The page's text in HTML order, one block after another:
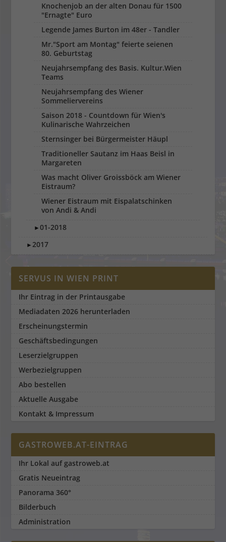
Knochenjob an der alten Donau für 1500
"Ernagte" Euro
Legende James Burton im 48er - Tandler
Mr."Sport am Montag" feierte seienen
80. Geburtstag
Neujahrsempfang des Basis. Kultur.Wien
Teams
Neujahrsempfang des Wiener
Sommeliervereins
Saison 2018 - Countdown für Wien's
Kulinarische Wahrzeichen
Sternsinger bei Bürgermeister Häupl
Traditioneller Sautanz im Haas Beisl in
Margareten
Was macht Oliver Groissböck am Wiener
Eistraum?
Wiener Eistraum mit Eispalatschinken
von Andi & Andi
►01-2018
►2017
SERVUS IN WIEN PRINT
Ihr Eintrag in der Printausgabe
Mediadaten 2026 herunterladen
Erscheinungstermin
Geschäftsbedingungen
Leserzielgruppen
Werbezielgruppen
Abo bestellen
Aktuelle Ausgabe
Kontakt & Impressum
GASTROWEB.AT-EINTRAG
Ihr Lokal auf gastroweb.at
Gratis Neueintrag
Panorama 360°
Bilderbuch
Administration